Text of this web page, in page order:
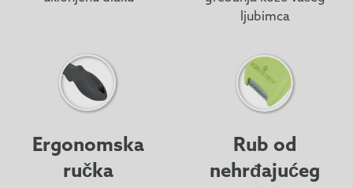
ljubimca
Ergonomska
ručka
Rub od
nehrđajućeg